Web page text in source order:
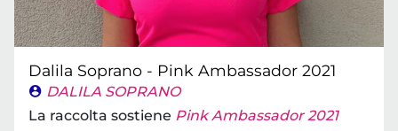
Dalila Soprano - Pink Ambassador 2021
DALILA SOPRANO
La raccolta sostiene Pink Ambassador 2021